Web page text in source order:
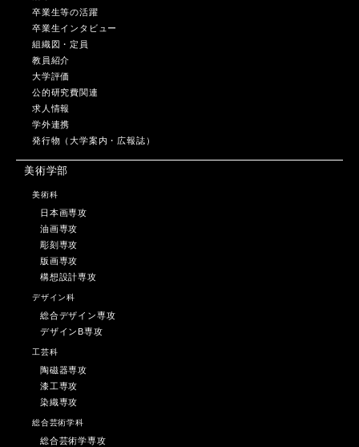
卒業生等の活躍
卒業生インタビュー
組織図・定員
教員紹介
大学評価
公的研究費関連
求人情報
学外連携
発行物（大学案内・広報誌）
美術学部
美術科
日本画専攻
油画専攻
彫刻専攻
版画専攻
構想設計専攻
デザイン科
総合デザイン専攻
デザインB専攻
工芸科
陶磁器専攻
漆工専攻
染織専攻
総合芸術学科
総合芸術学専攻